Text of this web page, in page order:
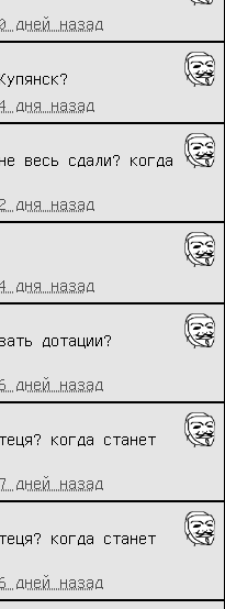
дней назад
дня назад
весь сдали? когда
дня назад
дня назад
дотации?
дней назад
когда станет
дней назад
когда станет
дней назад